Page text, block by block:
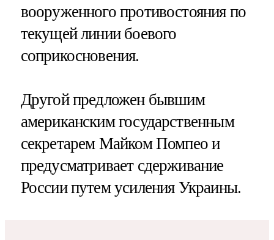
вооруженного противостояния по
текущей линии боевого
соприкосновения.
Другой предложен бывшим
американским государственным
секретарем Майком Помпео и
предусматривает сдерживание
России путем усиления Украины.